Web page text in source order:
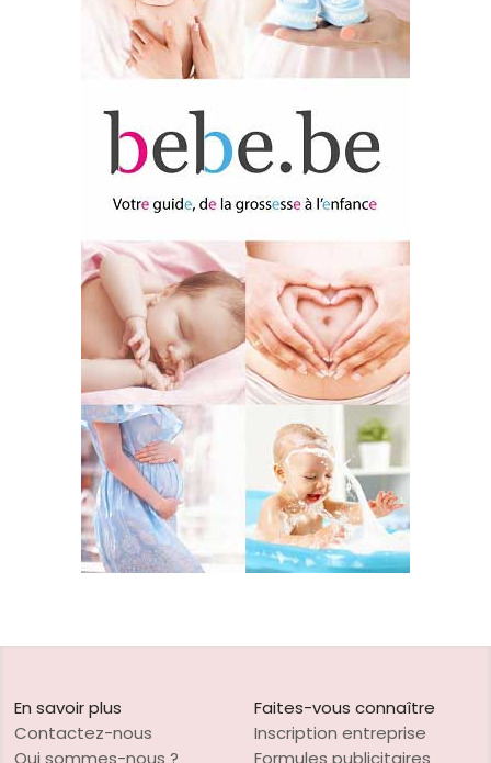
En savoir plus
Contactez-nous
Qui sommes-nous ?
Faites-vous connaître
Inscription entreprise
Formules publicitaires